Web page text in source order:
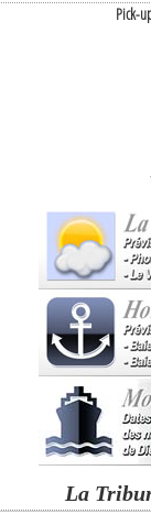
Pick-
La